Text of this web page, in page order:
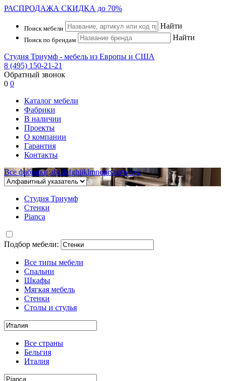
РАСПРОДАЖА СКИДКА до 70%
Поиск мебели Найти
Поиск по брендам Найти
Студия Триумф - мебель из Европы и США
8 (495) 150-21-21
Обратный звонок
0 0
Каталог мебели
Фабрики
В наличии
Проекты
О компании
Гарантия
Контакты
Все фабрики:abcdefghijklmnoprstuvwxyz
Студия Триумф
Стенки
Pianca
Подбор мебели:
Все типы мебели
Спальни
Шкафы
Мягкая мебель
Стенки
Столы и стулья
Все страны
Бельгия
Италия